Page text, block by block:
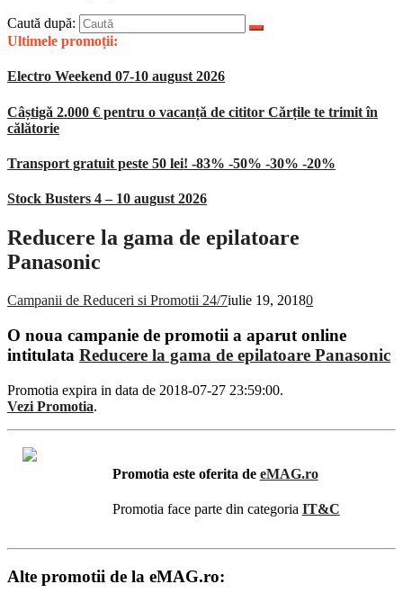
Caută după:
Ultimele promoții:
Electro Weekend 07-10 august 2026
Câștigă 2.000 € pentru o vacanță de cititor Cărțile te trimit în
călătorie
Transport gratuit peste 50 lei! -83% -50% -30% -20%
Stock Busters 4 – 10 august 2026
Reducere la gama de epilatoare
Panasonic
Campanii de Reduceri si Promotii 24/7iulie 19, 20180
O noua campanie de promotii a aparut online
intitulata Reducere la gama de epilatoare Panasonic
Promotia expira in data de 2018-07-27 23:59:00.
Vezi Promotia.
Promotia este oferita de eMAG.ro
Promotia face parte din categoria IT&C
Alte promotii de la eMAG.ro: